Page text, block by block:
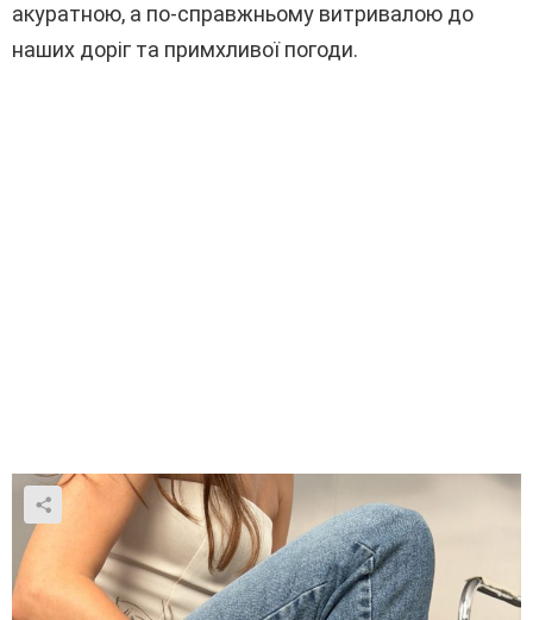
акуратною, а по-справжньому витривалою до
наших доріг та примхливої погоди.